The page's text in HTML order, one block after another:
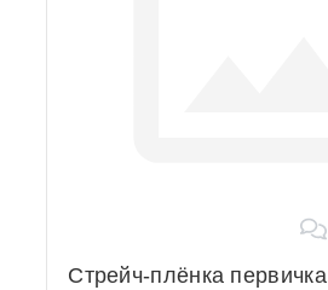
Стрейч-плёнка